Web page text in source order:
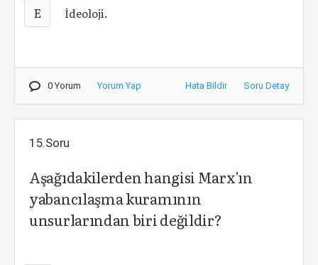
E İdeoloji.
0 Yorum Yorum Yap Hata Bildir Soru Detay
15.Soru
Aşağıdakilerden hangisi Marx'ın
yabancılaşma kuramının
unsurlarından biri değildir?